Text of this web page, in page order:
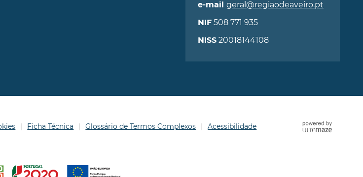
e-mail geral@regiaodeaveiro.pt
NIF508 771 935
NISS20018144108
Ficha Técnica Glossário de Termos Complexos Acessibilidade